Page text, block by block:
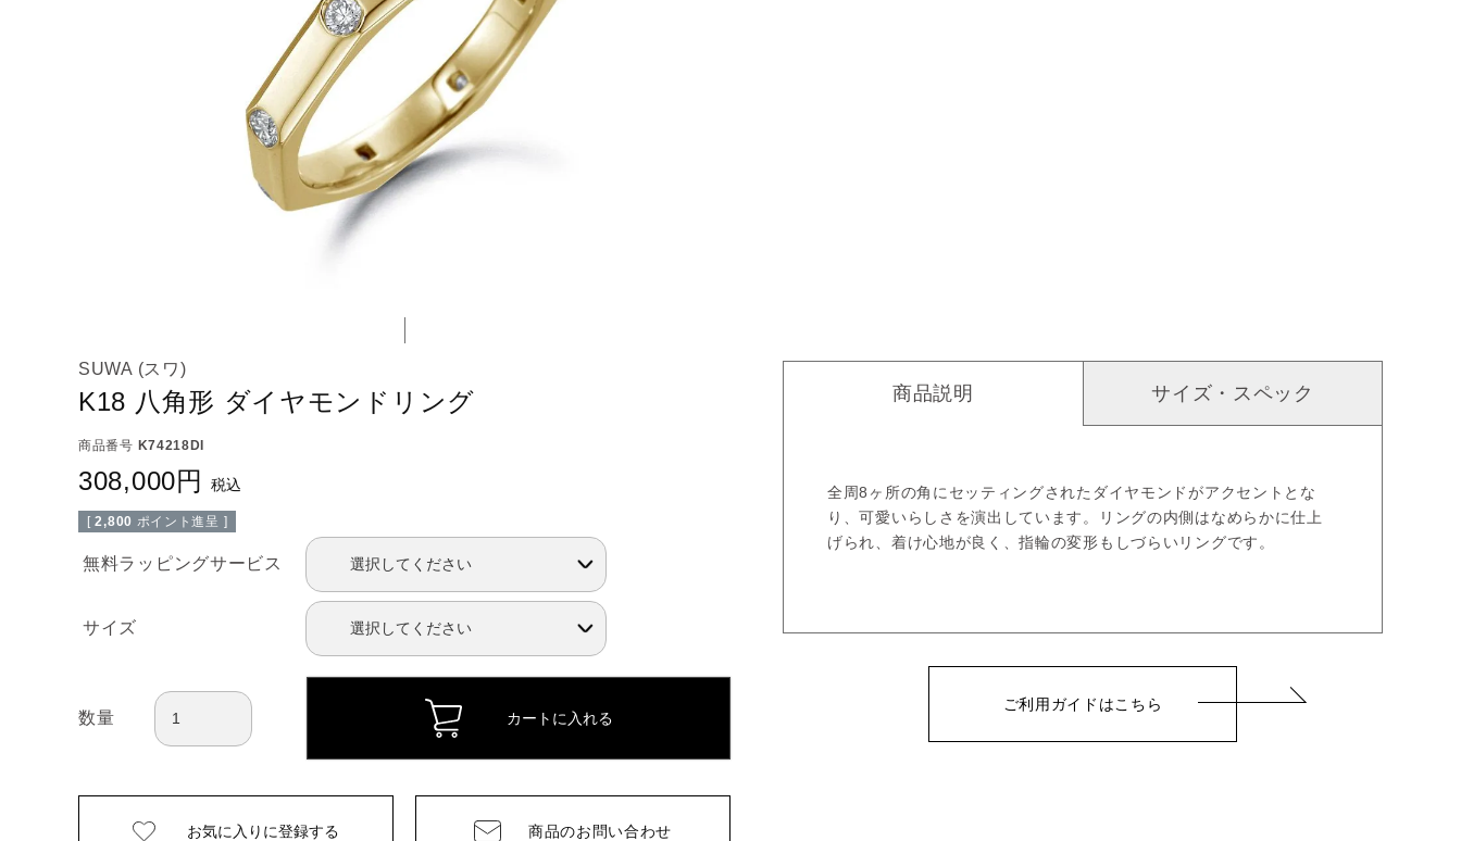
SUWA (スワ)
K18 八角形 ダイヤモンドリング
商品番号 K74218DI
308,000 税込
[ 2,800 ポイント進呈 ]
無料ラッピングサービス
サイズ
数量 カートに入れる
お気に入りに登録する 商品のお問い合わせ
商品説明 サイズ・スペック
全周8ヶ所の角にセッティングされたダイヤモンドがアクセントとな
り、可愛いらしさを演出しています。リングの内側はなめらかに仕上
げられ、着け心地が良く、指輪の変形もしづらいリングです。
ご利用ガイドはこちら